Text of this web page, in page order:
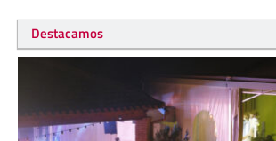
Destacamos